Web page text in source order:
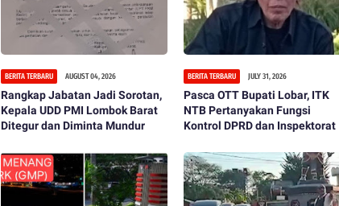
BERITA TERBARU AUGUST 04, 2026
Rangkap Jabatan Jadi Sorotan,
Kepala UDD PMI Lombok Barat
Ditegur dan Diminta Mundur
BERITA TERBARU JULY 31, 2026
Pasca OTT Bupati Lobar, ITK
NTB Pertanyakan Fungsi
Kontrol DPRD dan Inspektorat